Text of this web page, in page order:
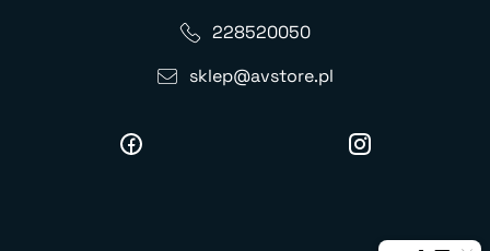
228520050
sklep@avstore.pl